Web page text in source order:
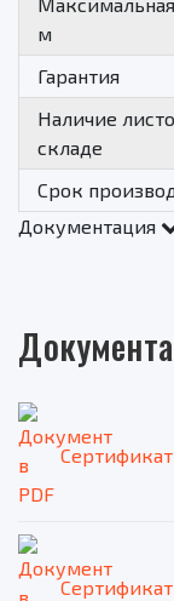
м
Гарантия
Наличие
складе
Срок
Документация
Сертификат
Сертификат